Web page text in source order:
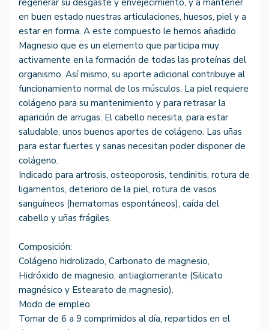
regenerar su desgaste y envejecimiento, y a mantener
en buen estado nuestras articulaciones, huesos, piel y a
estar en forma. A este compuesto le hemos añadido
Magnesio que es un elemento que participa muy
activamente en la formación de todas las proteínas del
organismo. Así mismo, su aporte adicional contribuye al
funcionamiento normal de los músculos. La piel requiere
colágeno para su mantenimiento y para retrasar la
aparición de arrugas. El cabello necesita, para estar
saludable, unos buenos aportes de colágeno. Las uñas
para estar fuertes y sanas necesitan poder disponer de
colágeno.
Indicado para artrosis, osteoporosis, tendinitis, rotura de
ligamentos, deterioro de la piel, rotura de vasos
sanguíneos (hematomas espontáneos), caída del
cabello y uñas frágiles.
Composición:
Colágeno hidrolizado, Carbonato de magnesio,
Hidróxido de magnesio, antiaglomerante (Silicato
magnésico y Estearato de magnesio).
Modo de empleo:
Tomar de 6 a 9 comprimidos al día, repartidos en el